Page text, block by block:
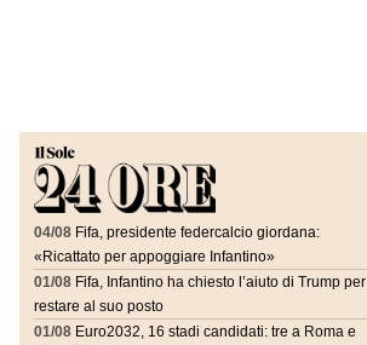
04/08 Fifa, presidente federcalcio giordana:
«Ricattato per appoggiare Infantino»
01/08 Fifa, Infantino ha chiesto l’aiuto di Trump per
restare al suo posto
01/08 Euro2032, 16 stadi candidati: tre a Roma e